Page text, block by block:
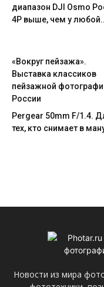
диапазон DJI Osmo
4P выше, чем у
«Вокруг пейзажа».
Выставка классиков
пейзажной
России
Pergear 50mm F/1.4.
тех, кто снимает в
Новости из мира